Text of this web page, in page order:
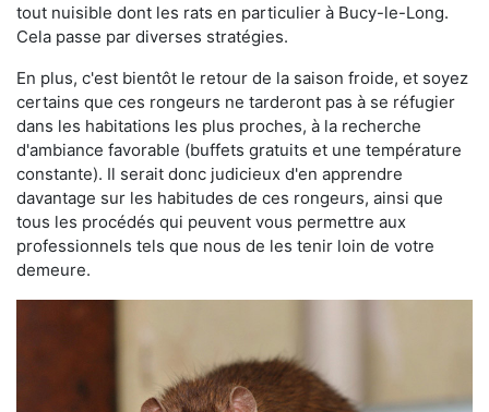
tout nuisible dont les rats en particulier à Bucy-le-Long.
Cela passe par diverses stratégies.
En plus, c'est bientôt le retour de la saison froide, et soyez
certains que ces rongeurs ne tarderont pas à se réfugier
dans les habitations les plus proches, à la recherche
d'ambiance favorable (buffets gratuits et une température
constante). Il serait donc judicieux d'en apprendre
davantage sur les habitudes de ces rongeurs, ainsi que
tous les procédés qui peuvent vous permettre aux
professionnels tels que nous de les tenir loin de votre
demeure.